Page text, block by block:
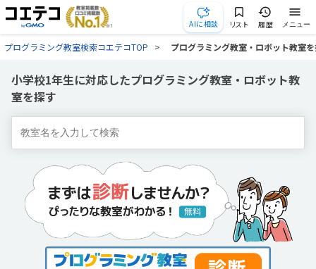
AIに相談 リスト 履歴 メニュー
プログラミング教室検索コエテコTOP プログラミング教室・ロボット教室
小学校1年生に対応したプログラミング教室・ロボット教
室を探す